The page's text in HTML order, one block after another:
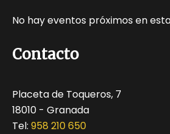
No hay eventos próximos en
Contacto
Placeta de Toqueros, 7
18010 - Granada
Tel: 958 210 650